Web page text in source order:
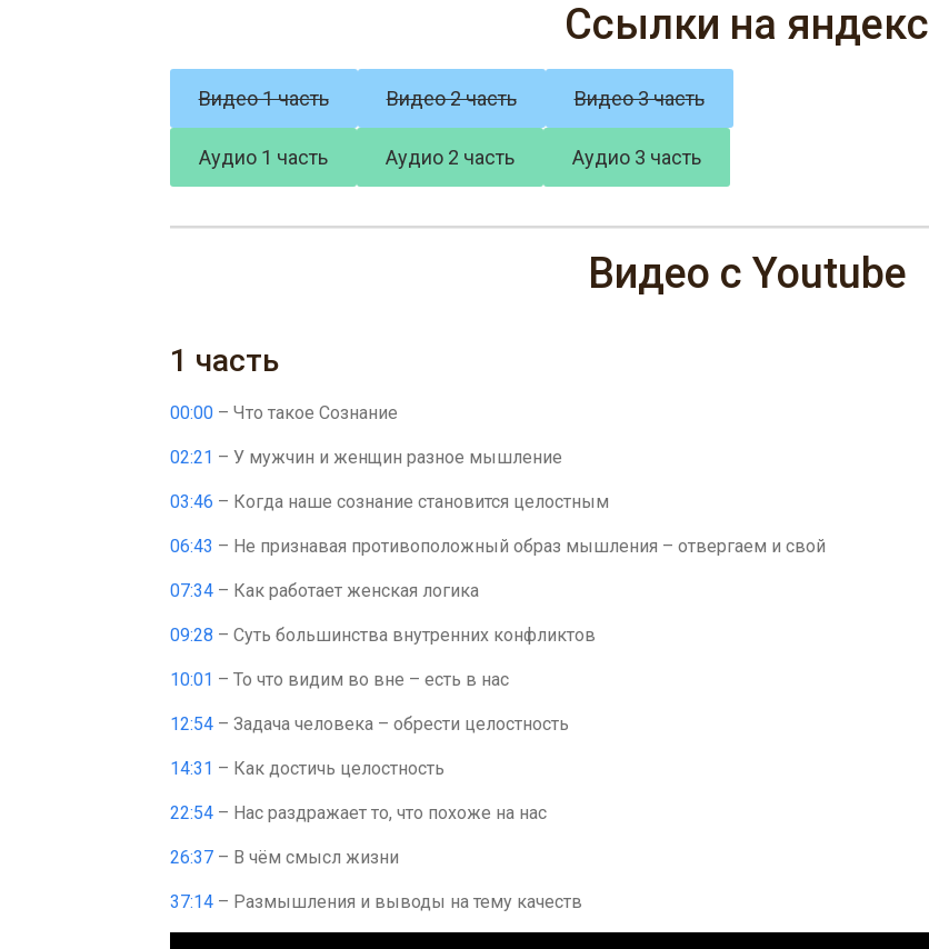
Ссылки на яндекс
Видео 1 часть Видео 2 часть Видео 3 часть
Аудио 1 часть Аудио 2 часть Аудио 3 часть
Видео с Youtube
1 часть
00:00– Что такое Сознание
02:21 – У мужчин и женщин разное мышление
03:46 – Когда наше сознание становится целостным
06:43 – Не признавая противоположный образ мышления – отвергаем и свой
07:34– Как работает женская логика
09:28 – Суть большинства внутренних конфликтов
10:01 – То что видим во вне – есть в нас
12:54– Задача человека – обрести целостность
14:31 – Как достичь целостность
22:54– Нас раздражает то, что похоже на нас
26:37– В чём смысл жизни
37:14– Размышления и выводы на тему качеств